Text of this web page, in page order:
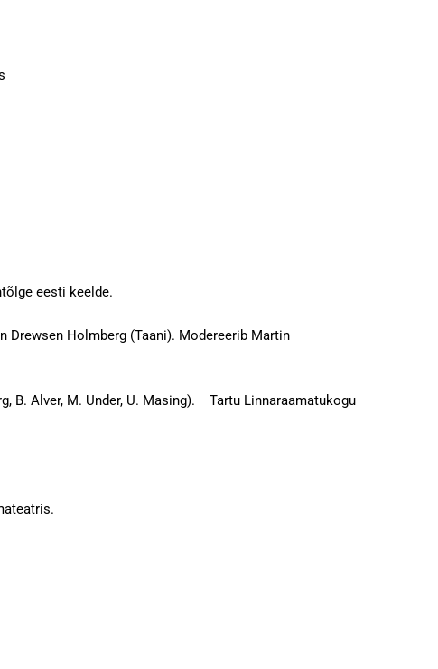
eesti keelde.
Drewsen Holmberg (Taani). Modereerib Martin
B. Alver, M. Under, U. Masing). Tartu Linnaraamatukogu